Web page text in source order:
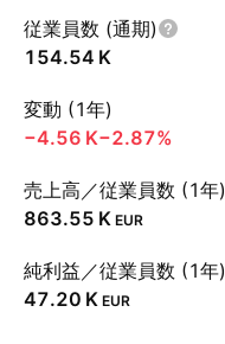
従業員数 (通期)
‪154.54 K‬
変動 (1年)
‪−4.56 K‬−2.87%
売上高／従業員数 (1年)
‪863.55 K‬ EUR
純利益／従業員数 (1年)
‪47.20 K‬ EUR